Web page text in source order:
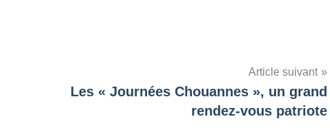
Article suivant
Les « Journées Chouannes », un grand
rendez-vous patriote